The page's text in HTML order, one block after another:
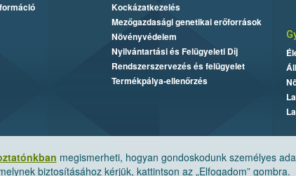
megismerheti, hogyan gondoskodunk személyes
biztosításához kérjük, kattintson az „Elfogadom” gombra.
Kockázatkezelés
Mezőgazdasági genetikai erőforrások
Növényvédelem
Nyilvántartási és Felügyeleti Díj
Rendszerszervezés és felügyelet
Termékpálya-ellenőrzés